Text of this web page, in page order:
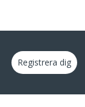
Registrera dig